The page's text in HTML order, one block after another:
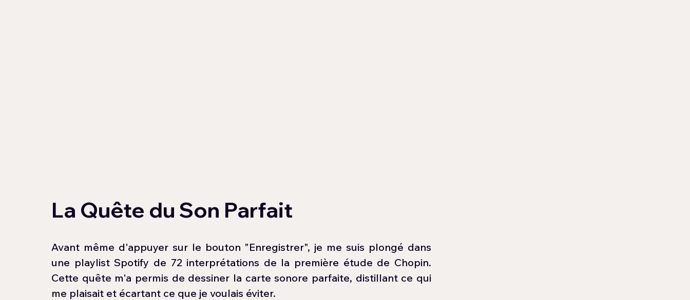
La Quête du Son Parfait
Avant même d'appuyer sur le bouton "Enregistrer", je me suis plongé dans
une playlist Spotify de 72 interprétations de la première étude de Chopin.
Cette quête m'a permis de dessiner la carte sonore parfaite, distillant ce qui
me plaisait et écartant ce que je voulais éviter.